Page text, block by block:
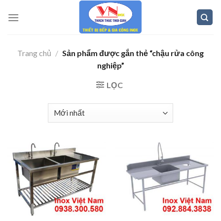
Trang chủ / Sản phẩm được gắn thẻ “chậu rửa công
nghiệp”
LỌC